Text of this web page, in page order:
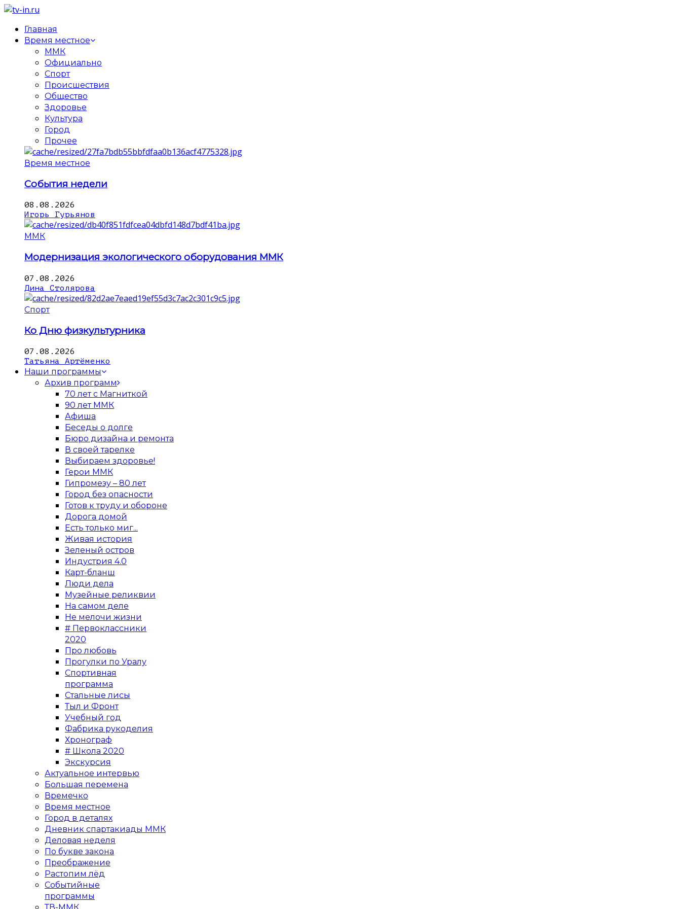
Главная
Время местное
ММК
Официально
Спорт
Происшествия
Общество
Здоровье
Культура
Город
Прочее
Время местное
События недели
08.08.2026
Игорь Гурьянов
ММК
Модернизация экологического оборудования ММК
07.08.2026
Дина Столярова
Спорт
Ко Дню физкультурника
07.08.2026
Татьяна Артёменко
Наши программы
Архив программ
70 лет с Магниткой
90 лет ММК
Афиша
Беседы о долге
Бюро дизайна и ремонта
В своей тарелке
Выбираем здоровье!
Герои ММК
Гипромезу – 80 лет
Город без опасности
Готов к труду и обороне
Дорога домой
Есть только миг...
Живая история
Зеленый остров
Индустрия 4.0
Карт-бланш
Люди дела
Музейные реликвии
На самом деле
Не мелочи жизни
# Первоклассники
2020
Про любовь
Прогулки по Уралу
Спортивная
программа
Стальные лисы
Тыл и Фронт
Учебный год
Фабрика рукоделия
Хронограф
# Школа 2020
Экскурсия
Актуальное интервью
Большая перемена
Времечко
Время местное
Город в деталях
Дневник спартакиады ММК
Деловая неделя
По букве закона
Преображение
Растопим лёд
Событийные
программы